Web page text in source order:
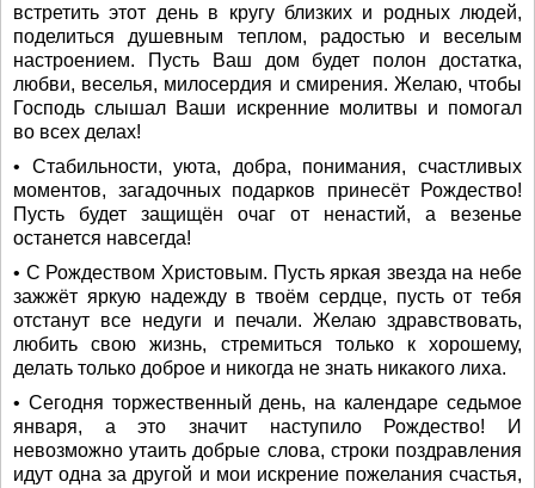
встретить этот день в кругу близких и родных людей,
поделиться душевным теплом, радостью и веселым
настроением. Пусть Ваш дом будет полон достатка,
любви, веселья, милосердия и смирения. Желаю, чтобы
Господь слышал Ваши искренние молитвы и помогал
во всех делах!
• Стабильности, уюта, добра, понимания, счастливых
моментов, загадочных подарков принесёт Рождество!
Пусть будет защищён очаг от ненастий, а везенье
останется навсегда!
• С Рождеством Христовым. Пусть яркая звезда на небе
зажжёт яркую надежду в твоём сердце, пусть от тебя
отстанут все недуги и печали. Желаю здравствовать,
любить свою жизнь, стремиться только к хорошему,
делать только доброе и никогда не знать никакого лиха.
• Сегодня торжественный день, на календаре седьмое
января, а это значит наступило Рождество! И
невозможно утаить добрые слова, строки поздравления
идут одна за другой и мои искрение пожелания счастья,